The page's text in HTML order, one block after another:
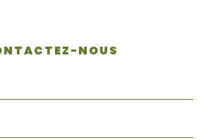
NOUS